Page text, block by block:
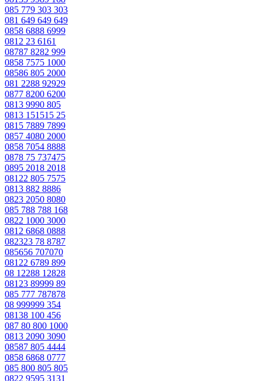
085 779 303 303
081 649 649 649
0858 6888 6999
0812 23 6161
08787 8282 999
0858 7575 1000
08586 805 2000
081 2288 92929
0877 8200 6200
0813 9990 805
0813 151515 25
0815 7889 7899
0857 4080 2000
0858 7054 8888
0878 75 737475
0895 2018 2018
08122 805 7575
0813 882 8886
0823 2050 8080
085 788 788 168
0822 1000 3000
0812 6868 0888
082323 78 8787
085656 707070
08122 6789 899
08 12288 12828
08123 89999 89
085 777 787878
08 999999 354
08138 100 456
087 80 800 1000
0813 2090 3090
08587 805 4444
0858 6868 0777
085 800 805 805
0822 9595 3131